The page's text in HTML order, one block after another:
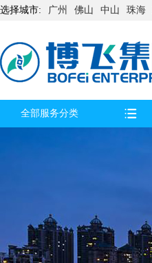
选择城市: 广州 佛山 中山 珠海
全部服务分类